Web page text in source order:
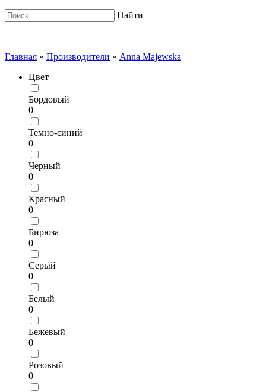
Найти
Главная » Производители » Anna Majewska
Цвет
Бордовый
0
Темно-синий
0
Черный
0
Красный
0
Бирюза
0
Серый
0
Белый
0
Бежевый
0
Розовый
0